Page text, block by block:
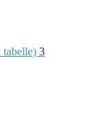
3